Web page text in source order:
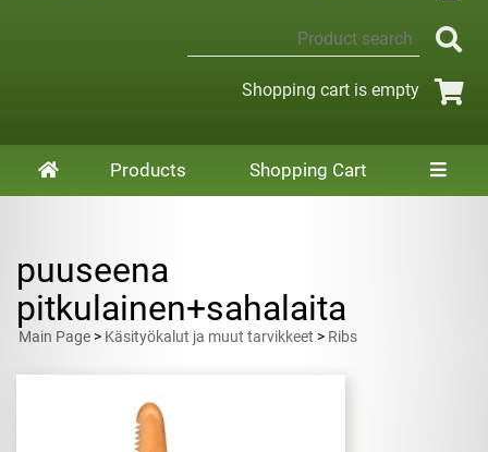
Shopping cart is empty
Products Shopping Cart
puuseena
pitkulainen+sahalaita
Main Page > Käsityökalut ja muut tarvikkeet > Ribs